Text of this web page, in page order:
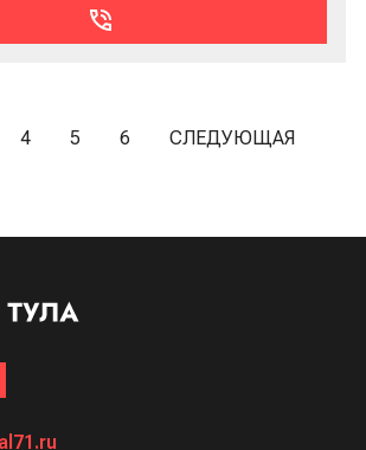
4 5 6 СЛЕДУЮЩАЯ